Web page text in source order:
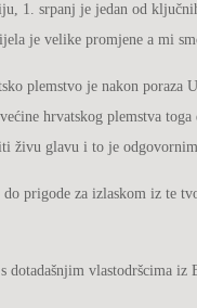
1. srpanj je jedan od
je velike promjene a mi
plemstvo je nakon poraza
hrvatskog plemstva toga
živu glavu i to je
prigode za izlaskom iz te
dotadašnjim vlastodršcima iz